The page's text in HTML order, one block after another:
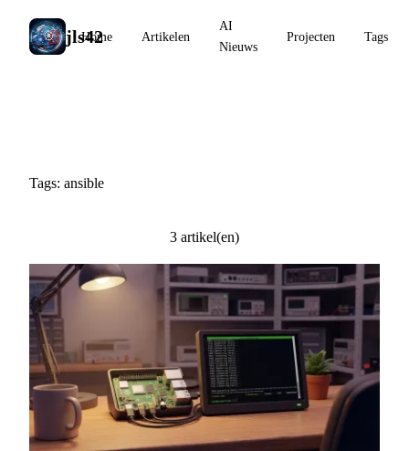
jls42
Home Artikelen
AI
Nieuws
Projecten Tags
Tags: ansible
3 artikel(en)